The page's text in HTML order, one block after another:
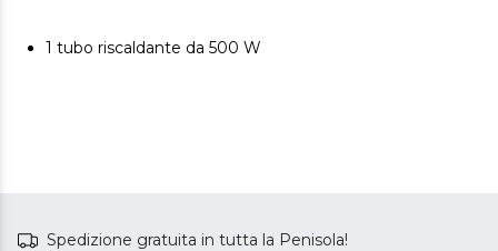
1 tubo riscaldante da 500 W
Spedizione gratuita in tutta la Penisola!